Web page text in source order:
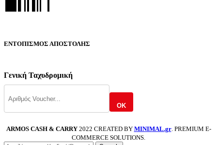
ΕΝΤΟΠΙΣΜΟΣ ΑΠΟΣΤΟΛΗΣ
Γενική Ταχυδρομική
OK
ARMOS CASH & CARRY 2022 CREATED BY MINIMAL.gr. PREMIUM E-
COMMERCE SOLUTIONS.